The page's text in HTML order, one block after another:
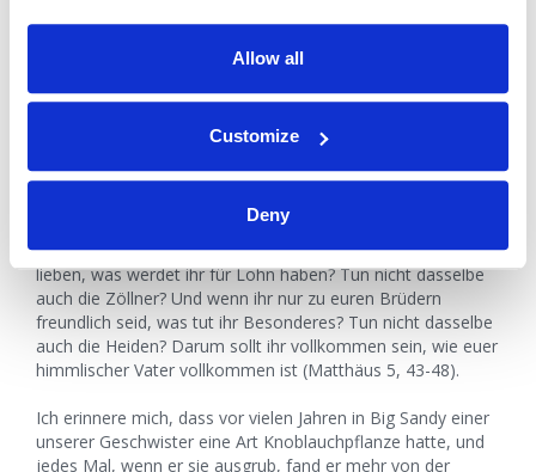
Allow all
Customize
Deny
Wir müssen uns um Frieden mit unseren Mitmenschen
Ihr habt gehört, dass gesagt ist: »Du sollst deinen Nächsten
eure Feinde und bittet für die, die euch verfolgen, auf dass
ihr Kinder seid eures Vaters im Himmel. Denn er lässt seine
Sonne aufgehen über Böse und Gute und lässt regnen über
Gerechte und Ungerechte. Denn wenn ihr liebt, die euch
lieben, was werdet ihr für Lohn haben? Tun nicht dasselbe
auch die Zöllner? Und wenn ihr nur zu euren Brüdern
freundlich seid, was tut ihr Besonderes? Tun nicht dasselbe
auch die Heiden? Darum sollt ihr vollkommen sein, wie euer
himmlischer Vater vollkommen ist (Matthäus 5, 43-48).
Ich erinnere mich, dass vor vielen Jahren in Big Sandy einer
unserer Geschwister eine Art Knoblauchpflanze hatte, und
jedes Mal, wenn er sie ausgrub, fand er mehr von der